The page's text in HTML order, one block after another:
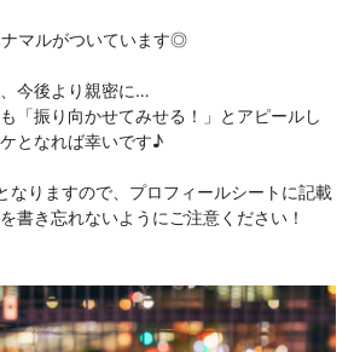
マルがついています◎
今後より親密に…
「振り向かせてみせる！」とアピールし
となれば幸いです♪
なりますので、プロフィールシートに記載
書き忘れないようにご注意ください！